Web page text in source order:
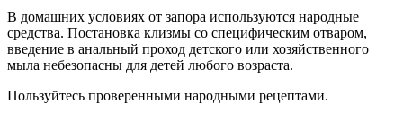
В домашних условиях от запора используются народные
средства. Постановка клизмы со специфическим отваром,
введение в анальный проход детского или хозяйственного
мыла небезопасны для детей любого возраста.
Пользуйтесь проверенными народными рецептами.